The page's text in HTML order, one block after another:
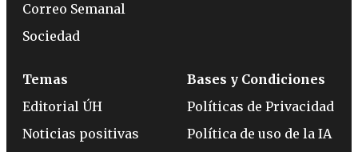
Correo Semanal
Sociedad
Temas
Editorial ÚH
Noticias positivas
Bases y Condiciones
Políticas de Privacidad
Política de uso de la IA